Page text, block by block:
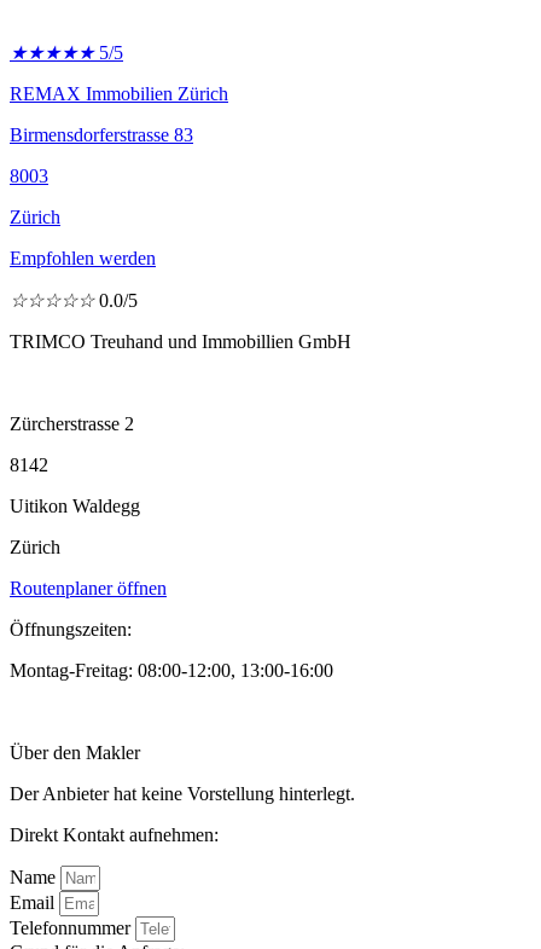
★★★★★ 5/5
REMAX Immobilien Zürich
Birmensdorferstrasse 83
8003
Zürich
Empfohlen werden
☆☆☆☆☆ 0.0/5
TRIMCO Treuhand und Immobillien GmbH
Zürcherstrasse 2
8142
Uitikon Waldegg
Zürich
Routenplaner öffnen
Öffnungszeiten:
Montag-Freitag: 08:00-12:00, 13:00-16:00
Über den Makler
Der Anbieter hat keine Vorstellung hinterlegt.
Direkt Kontakt aufnehmen:
Name
Email
Telefonnummer